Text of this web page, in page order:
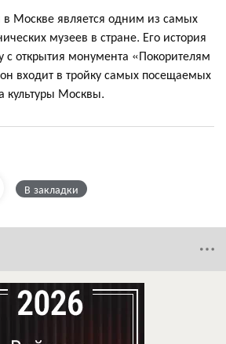
Москве является одним из самых
музеев в стране. Его история
с открытия монумента «Покорителям
входит в тройку самых посещаемых
культуры Москвы.
В закладки